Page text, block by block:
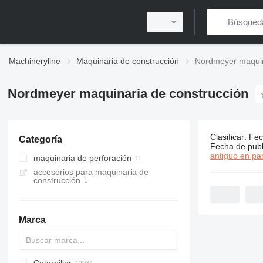
Machineryline Maquinaria de construcción Nordmeyer
Nordmeyer maquinaria de construcción
Categoría
maquinaria de perforación
máquinas perforadoras
accesorios para maquinaria de
construcción
Marca
11
Clasificar:
Fecha de
antiguo en